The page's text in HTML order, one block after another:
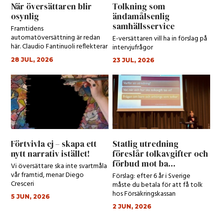
När översättaren blir
osynlig
Framtidens
automatöversättning är redan
här. Claudio Fantinuoli reflekterar
kring den.
28 JUL, 2026
Tolkning som
ändamålsenlig
samhällsservice
E-versättaren vill ha in förslag på
intervjufrågor
23 JUL, 2026
Förtvivla ej – skapa ett
nytt narrativ istället!
Vi översättare ska inte svartmåla
vår framtid, menar Diego
Cresceri
5 JUN, 2026
Statlig utredning
föreslår tolkavgifter och
förbud mot ba...
Förslag: efter 6 år i Sverige
måste du betala för att få tolk
hos Försäkringskassan
2 JUN, 2026